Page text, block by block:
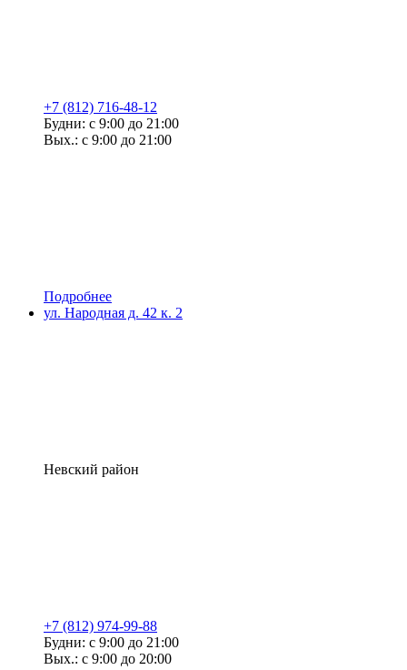
+7 (812) 716-48-12
Будни: с 9:00 до 21:00
Вых.: с 9:00 до 21:00
Подробнее
ул. Народная д. 42 к. 2
Невский район
+7 (812) 974-99-88
Будни: с 9:00 до 21:00
Вых.: с 9:00 до 20:00